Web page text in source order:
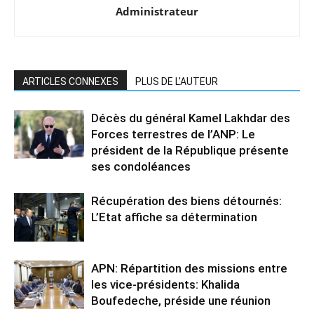
Administrateur
ARTICLES CONNEXES PLUS DE L'AUTEUR
Décès du général Kamel Lakhdar des
Forces terrestres de l’ANP: Le
président de la République présente
ses condoléances
Récupération des biens détournés:
L’Etat affiche sa détermination
APN: Répartition des missions entre
les vice-présidents: Khalida
Boufedeche, préside une réunion